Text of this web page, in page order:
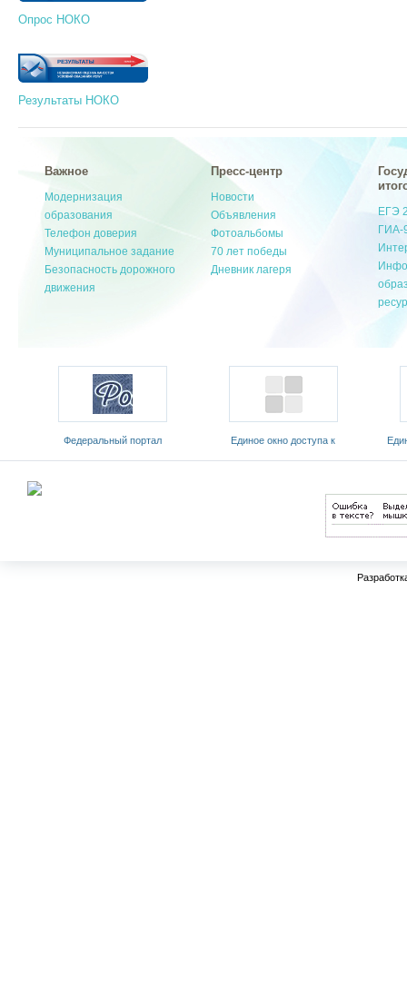
Опрос НОКО
Результаты НОКО
Важное
Модернизация
образования
Телефон доверия
Муниципальное задание
Безопасность дорожного
движения
Пресс-центр
Новости
Объявления
Фотоальбомы
70 лет победы
Дневник лагеря
ЕГЭ
ГИА-
и
Федеральный портал
«Российское образование»
Единое окно доступа к
образовательным ресурсам